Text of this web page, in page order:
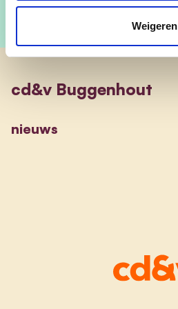
Weigeren
cd&v Buggenhout
nieuws